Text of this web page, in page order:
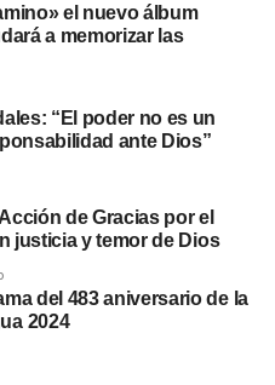
el nuevo álbum
a memorizar las
“El poder no es un
ante Dios”
de Gracias por el
justicia y temor de Dios
del 483 aniversario de la
2024